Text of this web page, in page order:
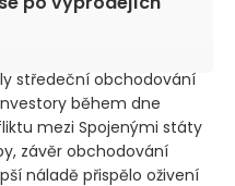
středeční obchodování
během dne
mezi Spojenými státy
závěr obchodování
náladě přispělo oživení